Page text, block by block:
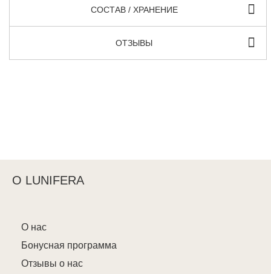
СОСТАВ / ХРАНЕНИЕ
ОТЗЫВЫ
О LUNIFERA
О нас
Бонусная программа
Отзывы о нас